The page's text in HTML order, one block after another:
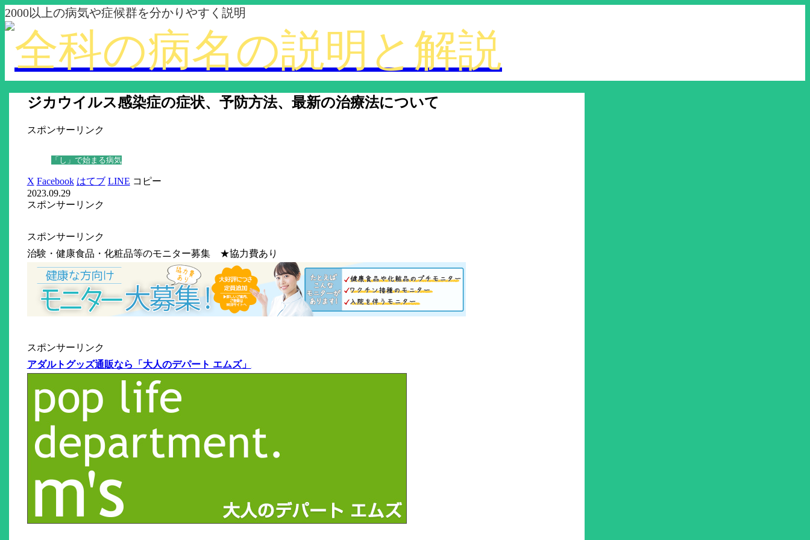
2000以上の病気や症候群を分かりやすく説明
ジカウイルス感染症の症状、予防方法、最新の治療法について
スポンサーリンク
「し」で始まる病気
X Facebook はてブ LINE コピー
2023.09.29
スポンサーリンク
スポンサーリンク
治験・健康食品・化粧品等のモニター募集 ★協力費あり
スポンサーリンク
アダルトグッズ通販なら「大人のデパート エムズ」